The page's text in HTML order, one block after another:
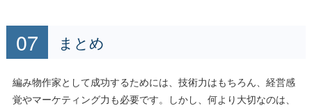
まとめ
編み物作家として成功するためには、技術力はもちろん、経営感
覚やマーケティング力も必要です。しかし、何より大切なのは、